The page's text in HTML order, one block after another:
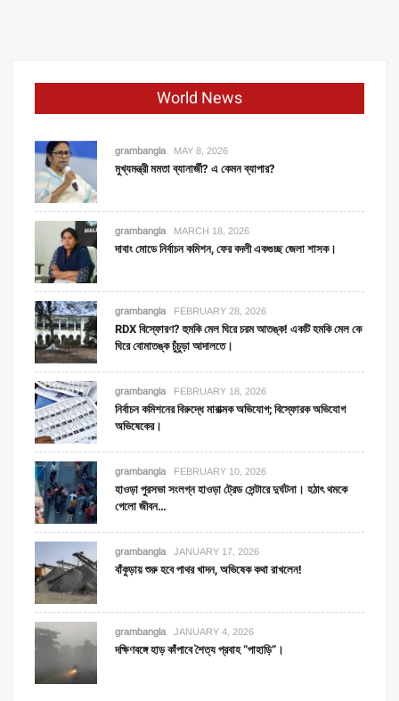
World News
grambangla MAY 8, 2026
মুখ্যমন্ত্রী মমতা ব্যানার্জী? এ কেমন ব্যাপার?
grambangla MARCH 18, 2026
দাবাং মোডে নির্বাচন কমিশন, ফের বদলী একগুচ্ছ জেলা শাসক।
grambangla FEBRUARY 28, 2026
RDX বিস্ফোরণ? হুমকি মেল ঘিরে চরম আতঙ্ক! একটি হমকি মেল কে
ঘিরে বোমাতঙ্ক চুঁচুড়া আদালতে।
grambangla FEBRUARY 18, 2026
নির্বাচন কমিশনের বিরুদ্ধে মারাত্মক অভিযোগ; বিস্ফোরক অভিযোগ
অভিষেকের।
grambangla FEBRUARY 10, 2026
হাওড়া পুরসভা সংলগ্ন হাওড়া ট্রেড সেন্টারে দুর্ঘটনা। হঠাৎ থমকে
গেলো জীবন…
grambangla JANUARY 17, 2026
বাঁকুড়ায় শুরু হবে পাথর খাদন, অভিষেক কথা রাখলেন!
grambangla JANUARY 4, 2026
দক্ষিণবঙ্গে হাড় কাঁপাবে শৈত্য প্রবাহ “পাহাড়ি”।